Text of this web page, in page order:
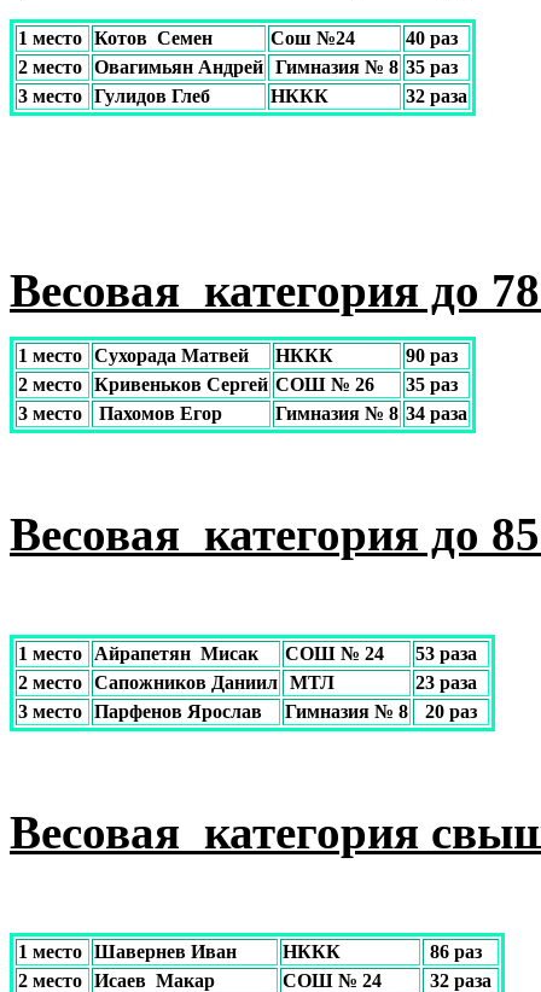
1 место Котов Семен Сош №24
40 раз
2 место Овагимьян Андрей Гимназия № 8 35 раз
3 место Гулидов Глеб НККК 32 раза
Весовая категория до
1 место Cухорада Матвей НККК
90 раз
2 место Кривеньков Сергей СОШ № 26
35 раз
3 место
Пахомов Егор Гимназия № 8 34 раза
Весовая категория до
1 место Айрапетян Мисак СОШ № 24
53 раза
2 место Сапожников Даниил МТЛ
23 раза
3 место Парфенов Ярослав Гимназия № 8 20 раз
Весовая категория
1 место Шавернев Иван НККК
86 раз
2 место Исаев Макар СОШ № 24
32 раза